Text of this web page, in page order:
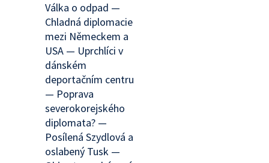
Válka o odpad —
Chladná diplomacie
mezi Německem a
USA — Uprchlíci v
dánském
deportačním centru
— Poprava
severokorejského
diplomata? —
Posílená Szydlová a
oslabený Tusk —